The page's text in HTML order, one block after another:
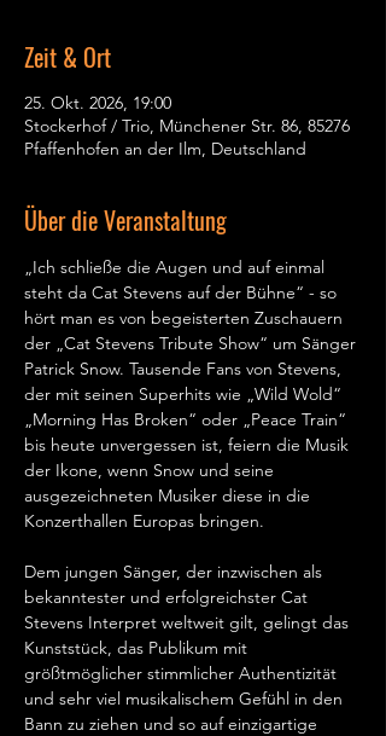
Zeit & Ort
25. Okt. 2026, 19:00
Stockerhof / Trio, Münchener Str. 86, 85276
Pfaffenhofen an der Ilm, Deutschland
Über die Veranstaltung
„Ich schließe die Augen und auf einmal
steht da Cat Stevens auf der Bühne“ - so
hört man es von begeisterten Zuschauern
der „Cat Stevens Tribute Show“ um Sänger
Patrick Snow. Tausende Fans von Stevens,
der mit seinen Superhits wie „Wild Wold“
„Morning Has Broken“ oder „Peace Train“
bis heute unvergessen ist, feiern die Musik
der Ikone, wenn Snow und seine
ausgezeichneten Musiker diese in die
Konzerthallen Europas bringen.
Dem jungen Sänger, der inzwischen als
bekanntester und erfolgreichster Cat
Stevens Interpret weltweit gilt, gelingt das
Kunststück, das Publikum mit
größtmöglicher stimmlicher Authentizität
und sehr viel musikalischem Gefühl in den
Bann zu ziehen und so auf einzigartige